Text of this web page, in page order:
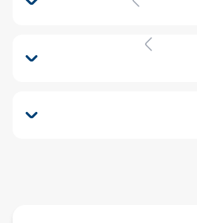
کافی شاپ
لابی
به زبان انگلیسی